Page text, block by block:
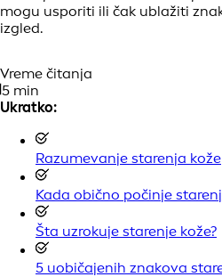
mogu usporiti ili čak ublažiti
izgled.
Vreme čitanja
5 min
Ukratko:
Razumevanje starenja kože
Kada obično počinje
Šta uzrokuje starenje kože?
5 uobičajenih znakova